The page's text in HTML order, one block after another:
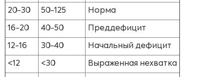
20-30 50-125 Норма
16-20 40-50 Преддефицит
12-16 30-40 Начальный дефицит
<12 <30 Выраженная нехватка